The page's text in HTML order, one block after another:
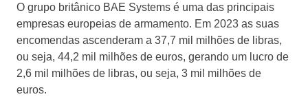
O grupo britânico BAE Systems é uma das principais
empresas europeias de armamento. Em 2023 as suas
encomendas ascenderam a 37,7 mil milhões de libras,
ou seja, 44,2 mil milhões de euros, gerando um lucro de
2,6 mil milhões de libras, ou seja, 3 mil milhões de
euros.